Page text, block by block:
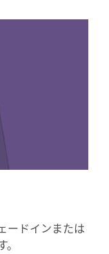
ードインまたは